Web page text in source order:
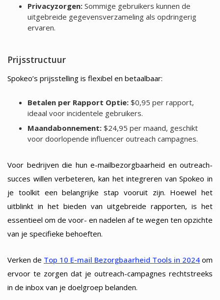
Privacyzorgen:Sommige gebruikers kunnen de
uitgebreide gegevensverzameling als opdringerig
ervaren.
Prijsstructuur
Spokeo’s prijsstelling is flexibel en betaalbaar:
Betalen per Rapport Optie:$0,95 per rapport,
ideaal voor incidentele gebruikers.
Maandabonnement:$24,95 per maand, geschikt
voor doorlopende influencer outreach campagnes.
Voor bedrijven die hun e-mailbezorgbaarheid en outreach-
succes willen verbeteren, kan het integreren van Spokeo in
je toolkit een belangrijke stap vooruit zijn. Hoewel het
uitblinkt in het bieden van uitgebreide rapporten, is het
essentieel om de voor- en nadelen af te wegen ten opzichte
van je specifieke behoeften.
Verken de Top 10 E-mail Bezorgbaarheid Tools in 2024 om
ervoor te zorgen dat je outreach-campagnes rechtstreeks
in de inbox van je doelgroep belanden.